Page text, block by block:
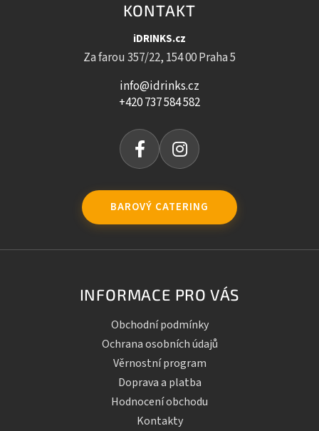
KONTAKT
iDRINKS.cz
Za farou 357/22, 154 00 Praha 5
info@idrinks.cz
+420 737 584 582
BAROVÝ CATERING
INFORMACE PRO VÁS
Obchodní podmínky
Ochrana osobních údajů
Věrnostní program
Doprava a platba
Hodnocení obchodu
Kontakty